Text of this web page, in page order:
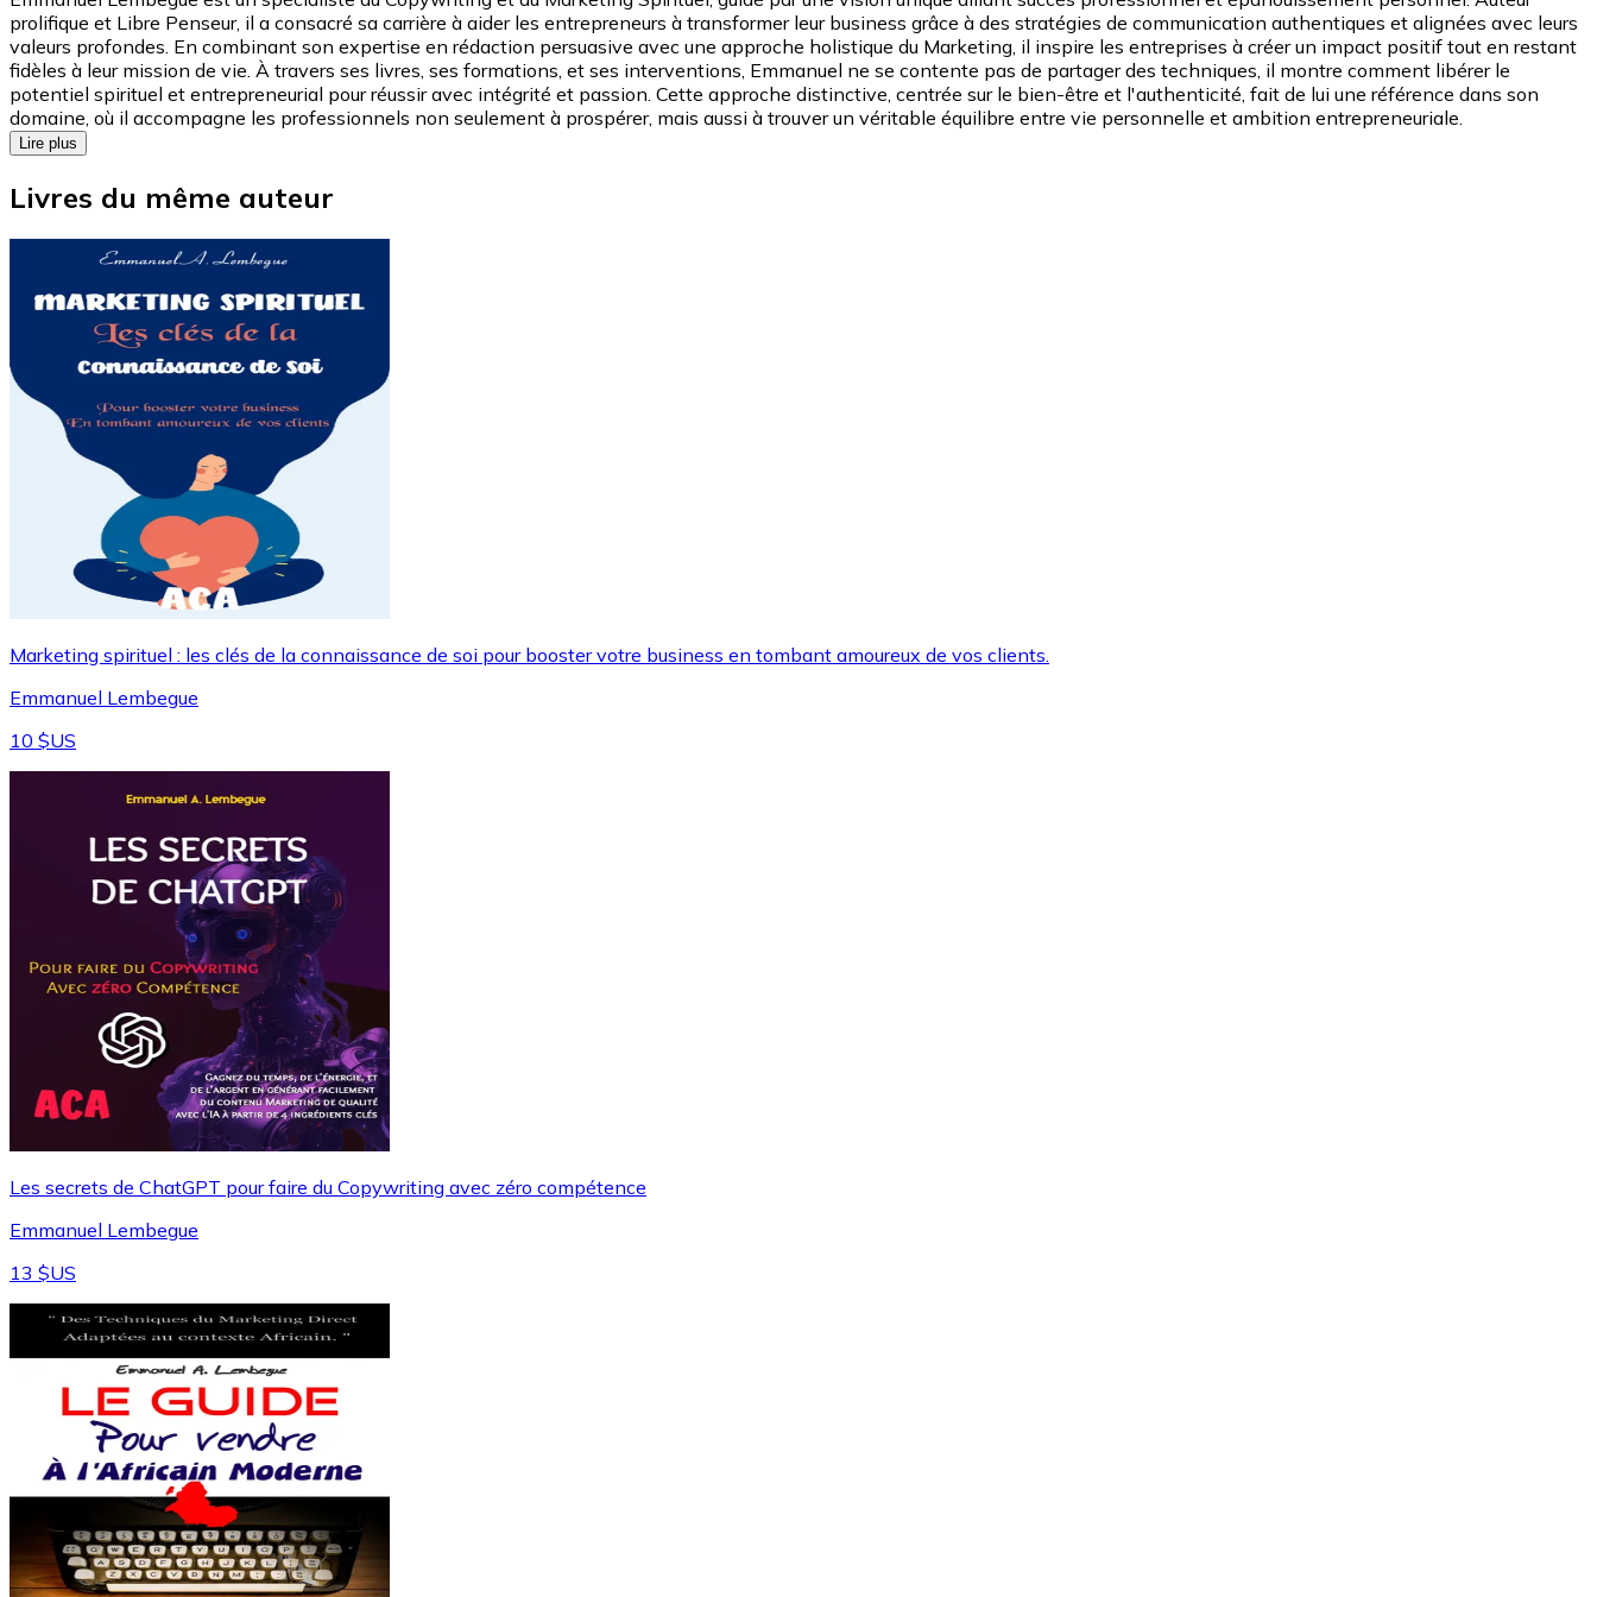
prolifique et Libre Penseur, il a consacré sa carrière à aider les entrepreneurs à transformer leur business grâce à des stratégies de communication authentiques et alignées avec leurs
valeurs profondes. En combinant son expertise en rédaction persuasive avec une approche holistique du Marketing, il inspire les entreprises à créer un impact positif tout en restant
fidèles à leur mission de vie. À travers ses livres, ses formations, et ses interventions, Emmanuel ne se contente pas de partager des techniques, il montre comment libérer le
potentiel spirituel et entrepreneurial pour réussir avec intégrité et passion. Cette approche distinctive, centrée sur le bien-être et l'authenticité, fait de lui une référence dans son
domaine, où il accompagne les professionnels non seulement à prospérer, mais aussi à trouver un véritable équilibre entre vie personnelle et ambition entrepreneuriale.
Lire plus
Livres du même auteur
Marketing spirituel : les clés de la connaissance de soi pour booster votre business en tombant amoureux de vos clients.
Emmanuel Lembegue
10 $US
Les secrets de ChatGPT pour faire du Copywriting avec zéro compétence
Emmanuel Lembegue
13 $US